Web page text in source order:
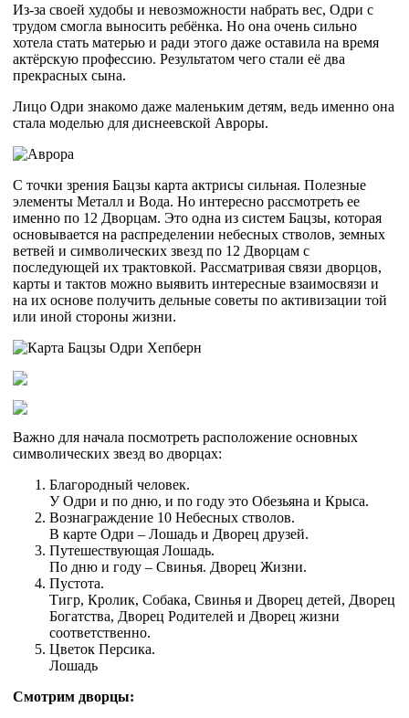
Из-за своей худобы и невозможности набрать вес, Одри с
трудом смогла выносить ребёнка. Но она очень сильно
хотела стать матерью и ради этого даже оставила на время
актёрскую профессию. Результатом чего стали её два
прекрасных сына.
Лицо Одри знакомо даже маленьким детям, ведь именно она
стала моделью для диснеевской Авроры.
С точки зрения Бацзы карта актрисы сильная. Полезные
элементы Металл и Вода. Но интересно рассмотреть ее
именно по 12 Дворцам. Это одна из систем Бацзы, которая
основывается на распределении небесных стволов, земных
ветвей и символических звезд по 12 Дворцам с
последующей их трактовкой. Рассматривая связи дворцов,
карты и тактов можно выявить интересные взаимосвязи и
на их основе получить дельные советы по активизации той
или иной стороны жизни.
Важно для начала посмотреть расположение основных
символических звезд во дворцах:
Благородный человек.
У Одри и по дню, и по году это Обезьяна и Крыса.
Вознаграждение 10 Небесных стволов.
В карте Одри – Лошадь и Дворец друзей.
Путешествующая Лошадь.
По дню и году – Свинья. Дворец Жизни.
Пустота.
Тигр, Кролик, Собака, Свинья и Дворец детей, Дворец
Богатства, Дворец Родителей и Дворец жизни
соответственно.
Цветок Персика.
Лошадь
Смотрим дворцы: